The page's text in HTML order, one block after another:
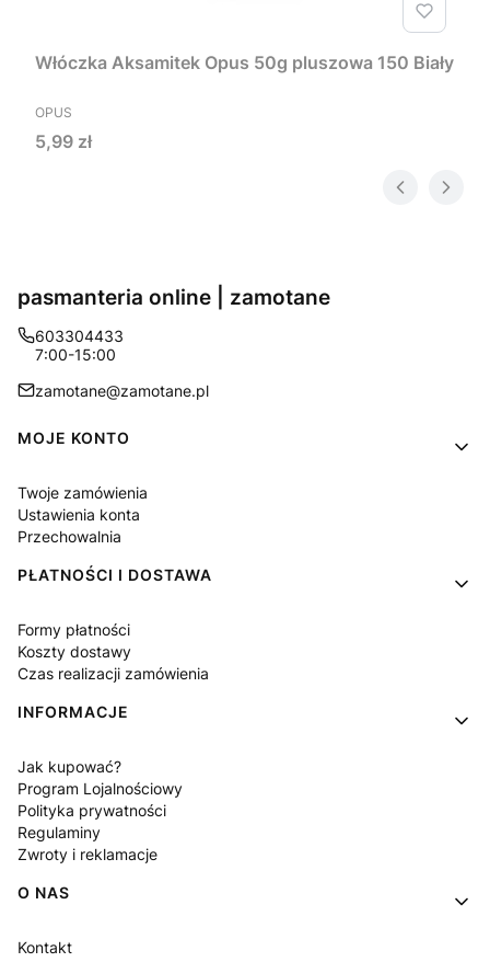
Włóczka Aksamitek Opus 50g pluszowa 150 Biały
PRODUCENT
OPUS
Cena
5,99 zł
pasmanteria online | zamotane
603304433
7:00-15:00
zamotane@zamotane.pl
Linki w stopce
MOJE KONTO
Twoje zamówienia
Ustawienia konta
Przechowalnia
PŁATNOŚCI I DOSTAWA
Formy płatności
Koszty dostawy
Czas realizacji zamówienia
INFORMACJE
Jak kupować?
Program Lojalnościowy
Polityka prywatności
Regulaminy
Zwroty i reklamacje
O NAS
Kontakt